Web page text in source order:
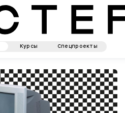
Курсы Спецпроекты